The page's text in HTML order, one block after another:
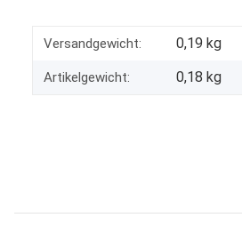
Versandgewicht: 0,19 kg
Artikelgewicht: 0,18 kg